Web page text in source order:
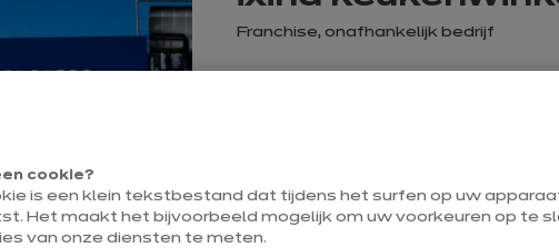
Franchise, onafhankelijk bedrijf
Contact
Autolei 317
cookie?
is een klein tekstbestand dat tijdens het surfen op uw
Het maakt het bijvoorbeeld mogelijk om uw voorkeuren op te
van onze diensten te meten.